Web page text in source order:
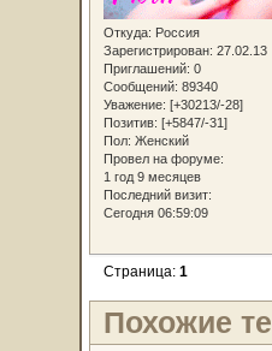
Откуда: Россия
Зарегистрирован: 27.02.13
Приглашений: 0
Сообщений: 89340
Уважение: [+30213/-28]
Позитив: [+5847/-31]
Пол: Женский
Провел на форуме:
1 год 9 месяцев
Последний визит:
Сегодня 06:59:09
Страница: 1
Похожие